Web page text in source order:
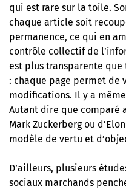
qui est rare sur la toile.
chaque article soit
permanence, ce qui en
contrôle collectif de
est plus transparente que
: chaque page permet de
modifications. Il y a
Autant dire que comparé
Mark Zuckerberg ou
modèle de vertu et
D’ailleurs, plusieurs
sociaux marchands